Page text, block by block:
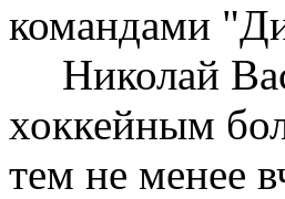
командами
Николай
хоккейным
тем не менее